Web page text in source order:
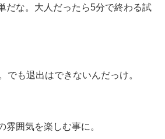
だな。大人だったら5分で終わる試
でも退出はできないんだっけ。
雰囲気を楽しむ事に。